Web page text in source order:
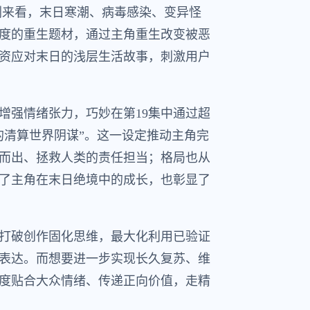
看，末日寒潮、病毒感染、变异怪
的重生题材，通过主角重生改变被恶
应对末日的浅层生活故事，刺激用户
强情绪张力，巧妙在第19集中通过超
算世界阴谋”。这一设定推动主角完
出、拯救人类的责任担当；格局也从
主角在末日绝境中的成长，也彰显了
破创作固化思维，最大化利用已验证
达。而想要进一步实现长久复苏、维
贴合大众情绪、传递正向价值，走精